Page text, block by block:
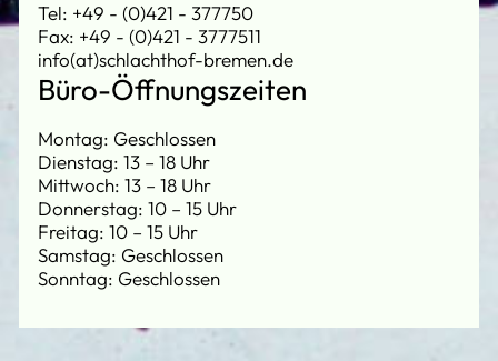
Tel: +49 - (0)421 - 377750
Fax: +49 - (0)421 - 3777511
info(at)schlachthof-bremen.de
Büro-Öffnungszeiten
Montag: Geschlossen
Dienstag: 13 – 18 Uhr
Mittwoch: 13 – 18 Uhr
Donnerstag: 10 – 15 Uhr
Freitag: 10 – 15 Uhr
Samstag: Geschlossen
Sonntag: Geschlossen